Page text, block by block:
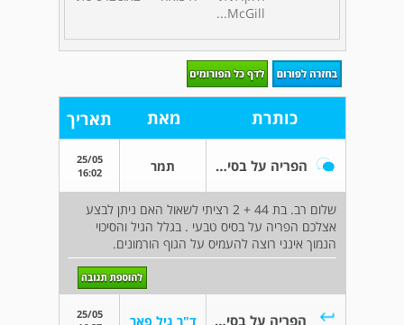
McGill...
כותרת מאת תאריך
הפריה על בסיס טבעי תמר
25/05
16:02
שלום רב. בת 44 + 2 רציתי לשאול האם ניתן לבצע
אצלכם הפריה על בסיס טבעי . בגלל הגיל והסיכוי
הנמוך אינני רוצה להעמיס על הגוף הורמונים.
הפריה על בסיס טבעי ד"ר גיל פאר
25/05